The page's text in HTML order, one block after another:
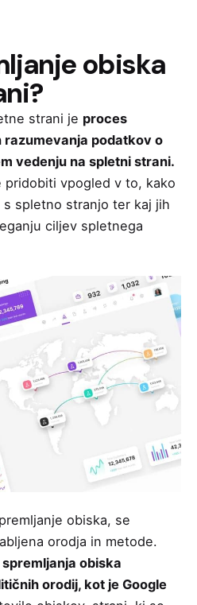
obiska
strani je proces
razumevanja podatkov o
vedenju na spletni strani.
pridobiti vpogled v to, kako
spletno stranjo ter kaj jih
ciljev spletnega
obiska, se
orodja in metode.
obiska
orodij, kot je Google